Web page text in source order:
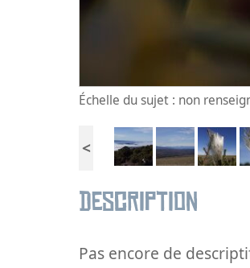
Échelle du sujet : non
<
Description
Pas encore de